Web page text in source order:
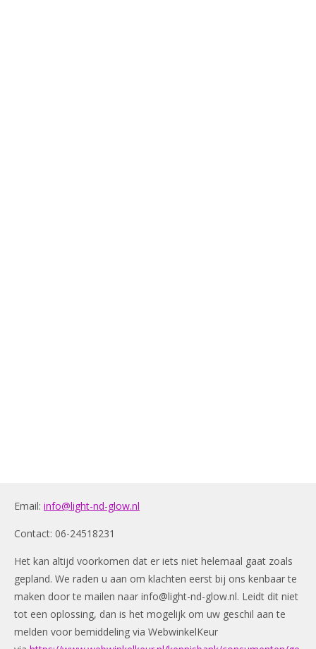
Email: info@light-nd-glow.nl
Contact: 06-24518231
Het kan altijd voorkomen dat er iets niet helemaal gaat zoals
gepland. We raden u aan om klachten eerst bij ons kenbaar te
maken door te mailen naar info@light-nd-glow.nl. Leidt dit niet
tot een oplossing, dan is het mogelijk om uw geschil aan te
melden voor bemiddeling via WebwinkelKeur